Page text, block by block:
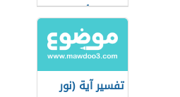
الجاهل أغنياء من
التعفف)
تفسير آية (نور